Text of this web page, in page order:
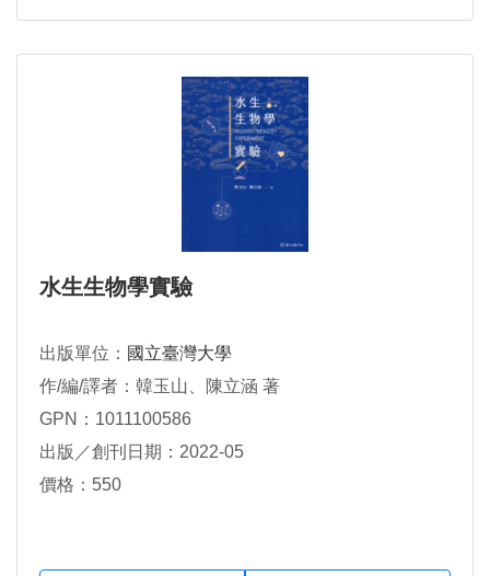
水生生物學實驗
出版單位： 國立臺灣大學
作/編/譯者：韓玉山、陳立涵 著
GPN：1011100586
出版／創刊日期：2022-05
價格：550